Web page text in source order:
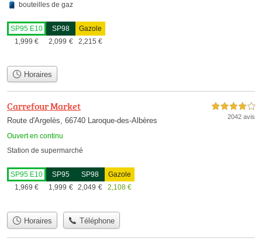
bouteilles de gaz
SP95 E10
1,999 €
SP98
2,099 €
Gazole
2,215 €
Horaires
Carrefour Market
Route d'Argelès, 66740 Laroque-des-Albères
Ouvert en continu
4,0 étoiles sur 5
2042 avis
Station de supermarché
SP95 E10
1,969 €
SP95
1,999 €
SP98
2,049 €
Gazole
2,108 €
Horaires Téléphone